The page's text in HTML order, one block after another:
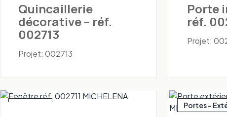
Quincaillerie
décorative – réf.
002713
Projet: 002713
Porte
réf.
Projet:
Portes -